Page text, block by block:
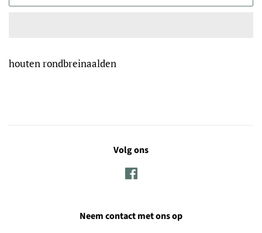
houten rondbreinaalden
Volg ons
Neem contact met ons op